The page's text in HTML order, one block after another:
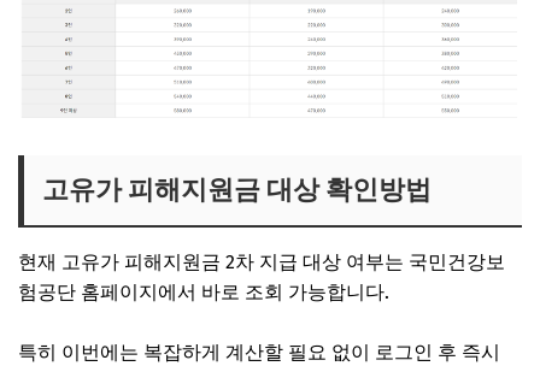
고유가 피해지원금 대상 확인방법
현재 고유가 피해지원금 2차 지급 대상 여부는 국민건강보
험공단 홈페이지에서 바로 조회 가능합니다.
특히 이번에는 복잡하게 계산할 필요 없이 로그인 후 즉시